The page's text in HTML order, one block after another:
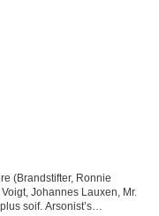
(Brandstifter, Ronnie
Johannes Lauxen, Mr.
soif. Arsonist’s